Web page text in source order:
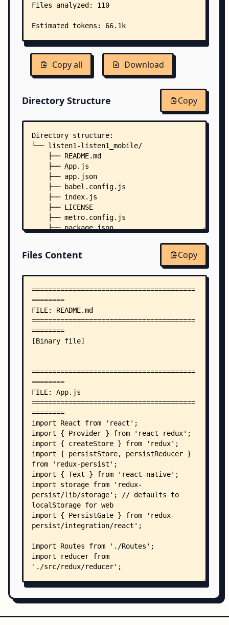
Copy all Download
Directory Structure Copy
Directory structure:
└── listen1-listen1_mobile/
    ├── README.md
    ├── App.js
    ├── app.json
    ├── babel.config.js
    ├── index.js
    ├── LICENSE
    ├── metro.config.js
    ├── package.json
    ├── .eslintignore
    ├── .flowconfig
    ├── .prettierrc
    ├── .watchmanconfig
    ├── __tests__/
    │   └── App-test.js
    ├── android/
    │   ├── gradle.properties
    │   ├── app/
    │   │   ├── BUCK
    │   │   ├── build_defs.bzl
    │   │   ├── proguard-rules.pro
    │   │   └── src/
    │   │       ├── debug/
    │   │       │   └── AndroidManifest.xml
    │   │       └── main/
    │   │           ├── AndroidManifest.xml
    │   │           ├── java/
    │   │           │   └── com/
    │   │           │       └── listen1/
    │   │           │           └── app/
│   │           │               ├──
│   │           │               └──
    │   │           └── res/
│   │               │   └──
    │   │               ├── mipmap-anydpi-v26/
    │   │               │   ├── ic_launcher.xml
    │   │               └── values/
    │   │                   ├── strings.xml
    │   ├── gradle/
Files Content Copy